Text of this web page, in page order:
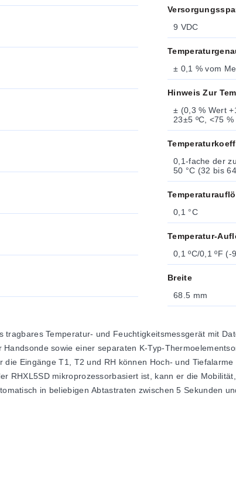
9 VDC
± 0,1 % vom
Hinweis Zur
± (0,3 % Wert
23±5 ºC, <75
0,1-fache der
50 °C (32 bis
0,1 °C
Temperatur-
0,1 ºC/0,1 ºF (-
Breite
68.5 mm
tragbares Temperatur- und Feuchtigkeitsmessgerät mit
sowie einer separaten K-Typ-
Eingänge T1, T2 und RH können Hoch- und
RHXL5SD mikroprozessorbasiert ist, kann er die
in beliebigen Abtastraten zwischen 5 Sekunden